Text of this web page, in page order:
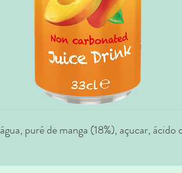
água, puré de manga (18%), açucar,